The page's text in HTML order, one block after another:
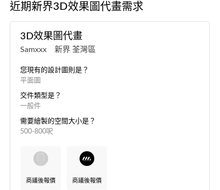
近期新界3D效果圖代畫需求
3D效果圖代畫
Samxxx 新界 荃灣區
您現有的設計圖則是？
平面圖
交件類型是？
一般件
需要繪製的空間大小是？
500-800呎
商議後報價 商議後報價